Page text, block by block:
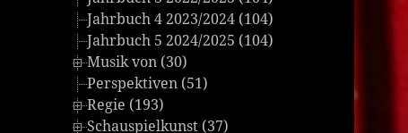
Jahrbuch 4 2023/2024 (104)
Jahrbuch 5 2024/2025 (104)
Musik von (30)
Perspektiven (51)
Regie (193)
Schauspielkunst (37)